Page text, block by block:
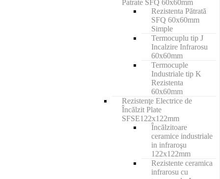
Patrate SFQ 60x60mm
Rezistenta Pătrată
SFQ 60x60mm
Simple
Termocuplu tip J
Incalzire Infrarosu
60x60mm
Termocuple
Industriale tip K
Rezistenta
60x60mm
Rezistenţe Electrice de
Încălzit Plate
SFSE122x122mm
Încălzitoare
ceramice industriale
in infraroşu
122x122mm
Rezistente ceramica
infrarosu cu